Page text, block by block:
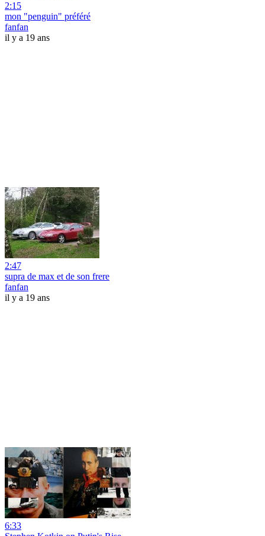
2:15
mon "penguin" préféré
fanfan
il y a 19 ans
2:47
supra de max et de son frere
fanfan
il y a 19 ans
6:33